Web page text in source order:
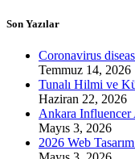
Son Yazılar
Coronavirus
Temmuz 14, 2026
Tunalı Hilmi ve
Haziran 22, 2026
Ankara Influencer
Mayıs 3, 2026
2026 Web